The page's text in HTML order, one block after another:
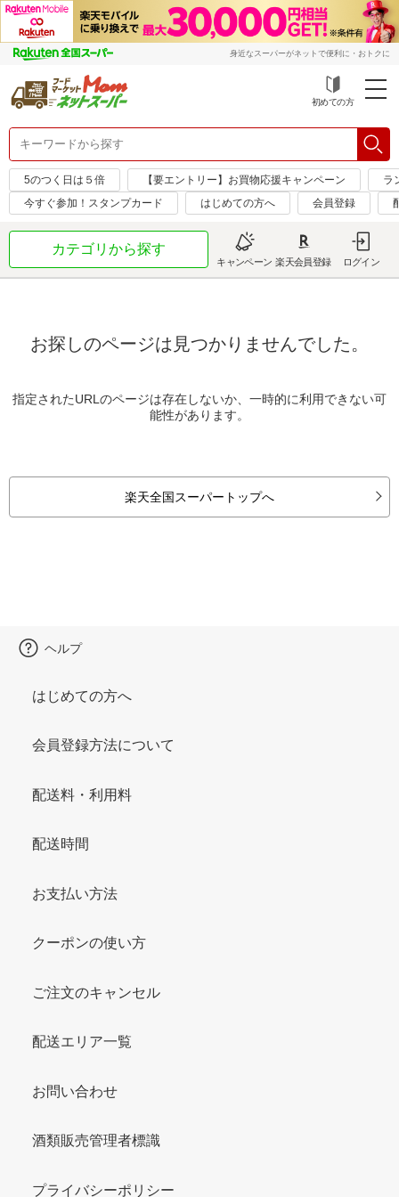
身近なスーパーがネットで便利に・おトクに
初めての方
5のつく日は５倍 【要エントリー】お買物応援キャンペーン
ラ
今すぐ参加！スタンプカード
はじめての方へ 会員登録
カテゴリから探す
キャンペーン 楽天会員登録 ログイン
お探しのページは見つかりませんでした。
指定されたURLのページは存在しないか、一時的に利用できない可
能性があります。
楽天全国スーパートップへ
ヘルプ
はじめての方へ
会員登録方法について
配送料・利用料
配送時間
お支払い方法
クーポンの使い方
ご注文のキャンセル
配送エリア一覧
お問い合わせ
酒類販売管理者標識
プライバシーポリシー